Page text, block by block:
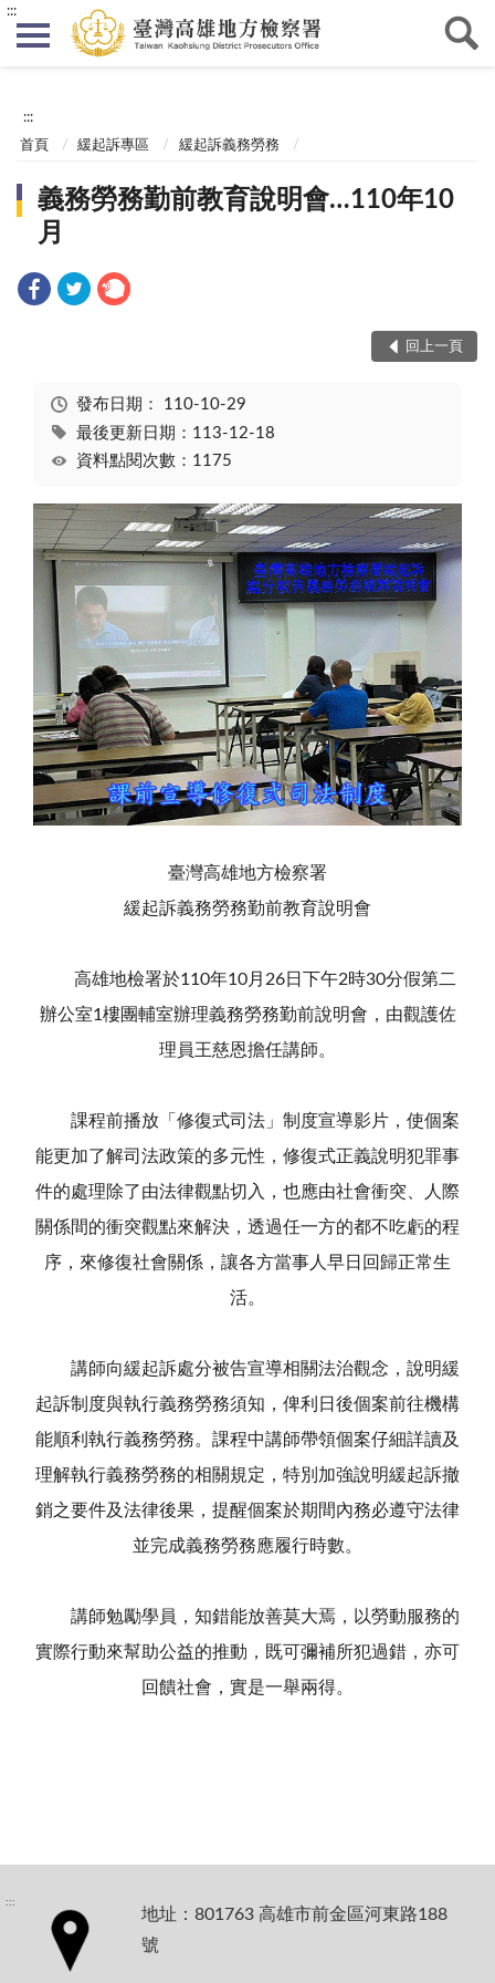
:::
:::
首頁 緩起訴專區 緩起訴義務勞務
義務勞務勤前教育說明會…110年10
月
回上一頁
發布日期： 110-10-29
最後更新日期：113-12-18
資料點閱次數：1175
臺灣高雄地方檢察署
緩起訴義務勞務勤前教育說明會
高雄地檢署於110年10月26日下午2時30分假第二
辦公室1樓團輔室辦理義務勞務勤前說明會，由觀護佐
理員王慈恩擔任講師。
課程前播放「修復式司法」制度宣導影片，使個案
能更加了解司法政策的多元性，修復式正義說明犯罪事
件的處理除了由法律觀點切入，也應由社會衝突、人際
關係間的衝突觀點來解決，透過任一方的都不吃虧的程
序，來修復社會關係，讓各方當事人早日回歸正常生
活。
講師向緩起訴處分被告宣導相關法治觀念，說明緩
起訴制度與執行義務勞務須知，俾利日後個案前往機構
能順利執行義務勞務。課程中講師帶領個案仔細詳讀及
理解執行義務勞務的相關規定，特別加強說明緩起訴撤
銷之要件及法律後果，提醒個案於期間內務必遵守法律
並完成義務勞務應履行時數。
講師勉勵學員，知錯能放善莫大焉，以勞動服務的
實際行動來幫助公益的推動，既可彌補所犯過錯，亦可
回饋社會，實是一舉兩得。
:::
地址：801763 高雄市前金區河東路188
號